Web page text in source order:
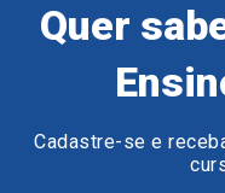
Quer
Cadastre-se e